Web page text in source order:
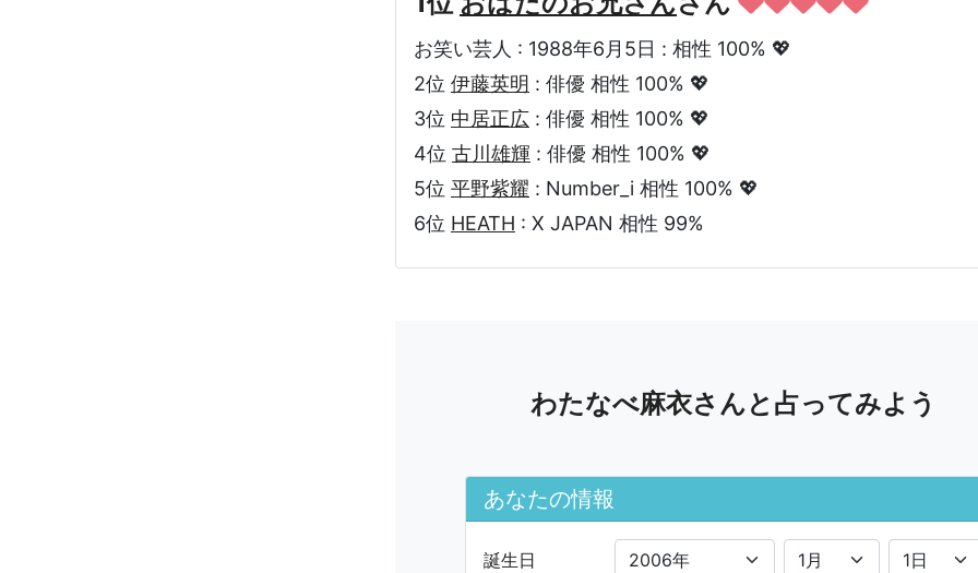
お笑い芸人 : 1988年6月5日 : 相性 100% 💖
2位 伊藤英明 : 俳優 相性 100% 💖
3位 中居正広 : 俳優 相性 100% 💖
4位 古川雄輝 : 俳優 相性 100% 💖
5位 平野紫耀 : Number_i 相性 100% 💖
6位 HEATH : X JAPAN 相性 99%
わたなべ麻衣さんと占ってみよう
あなたの情報
誕生日